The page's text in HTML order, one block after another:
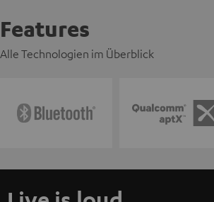
Features
Alle Technologien im Überblick